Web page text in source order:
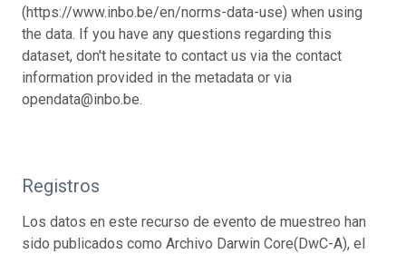
(https://www.inbo.be/en/norms-data-use) when using
the data. If you have any questions regarding this
dataset, don't hesitate to contact us via the contact
information provided in the metadata or via
opendata@inbo.be.
Registros
Los datos en este recurso de evento de muestreo han
sido publicados como Archivo Darwin Core(DwC-A), el